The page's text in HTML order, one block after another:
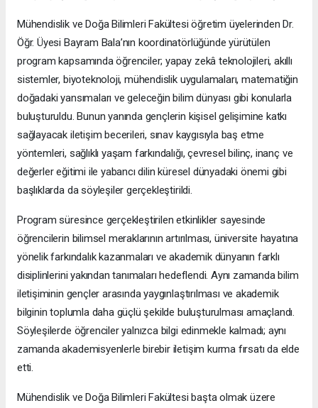
Mühendislik ve Doğa Bilimleri Fakültesi öğretim üyelerinden Dr.
Öğr. Üyesi Bayram Bala’nın koordinatörlüğünde yürütülen
program kapsamında öğrenciler; yapay zekâ teknolojileri, akıllı
sistemler, biyoteknoloji, mühendislik uygulamaları, matematiğin
doğadaki yansımaları ve geleceğin bilim dünyası gibi konularla
buluşturuldu. Bunun yanında gençlerin kişisel gelişimine katkı
sağlayacak iletişim becerileri, sınav kaygısıyla baş etme
yöntemleri, sağlıklı yaşam farkındalığı, çevresel bilinç, inanç ve
değerler eğitimi ile yabancı dilin küresel dünyadaki önemi gibi
başlıklarda da söyleşiler gerçekleştirildi.
Program süresince gerçekleştirilen etkinlikler sayesinde
öğrencilerin bilimsel meraklarının artırılması, üniversite hayatına
yönelik farkındalık kazanmaları ve akademik dünyanın farklı
disiplinlerini yakından tanımaları hedeflendi. Aynı zamanda bilim
iletişiminin gençler arasında yaygınlaştırılması ve akademik
bilginin toplumla daha güçlü şekilde buluşturulması amaçlandı.
Söyleşilerde öğrenciler yalnızca bilgi edinmekle kalmadı; aynı
zamanda akademisyenlerle birebir iletişim kurma fırsatı da elde
etti.
Mühendislik ve Doğa Bilimleri Fakültesi başta olmak üzere